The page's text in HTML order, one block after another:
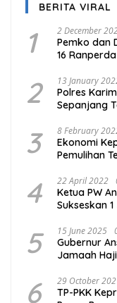
BERITA VIRAL
1 2 December
Pemko dan
16
2 13 January
Polres
Sepanjang
3 8 February
Ekonomi
Pemulihan
4 22 April 2022
Ketua PW
Sukseskan
5 15 June 2025
Gubernur
Jamaah
6 29 October
TP-PKK